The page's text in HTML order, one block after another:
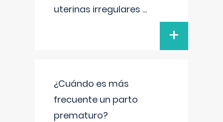
uterinas irregulares ...
+
¿Cuándo es más
frecuente un parto
prematuro?